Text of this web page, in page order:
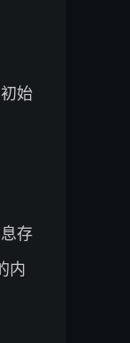
始
存
内